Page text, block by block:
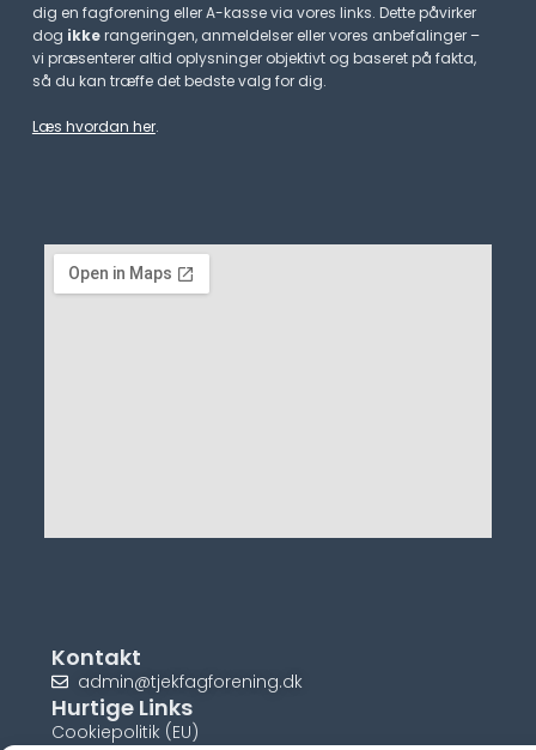
dig en fagforening eller A-kasse via vores links. Dette påvirker
dog ikkerangeringen, anmeldelser eller vores anbefalinger –
vi præsenterer altid oplysninger objektivt og baseret på fakta,
så du kan træffe det bedste valg for dig.
Læs hvordan her.
Kontakt
admin@tjekfagforening.dk
Hurtige Links
Cookiepolitik (EU)